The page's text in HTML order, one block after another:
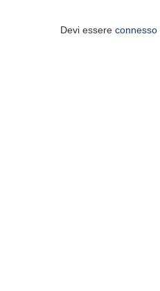
Devi essere connesso